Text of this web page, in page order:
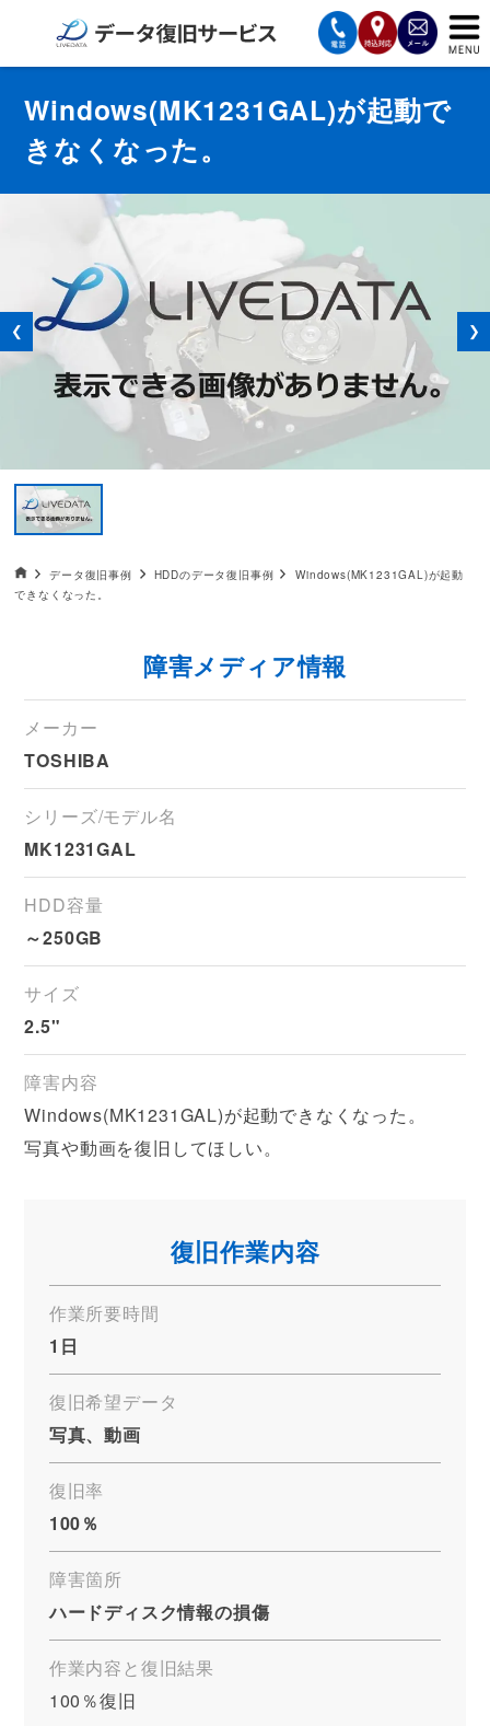
復旧費用と納期
サービスの流れ
対応メディア
データ復旧事例
お客様の声
Windows(MK1231GAL)が起動で
きなくなった。
❮ ❯
データ復旧HOME
データ復旧事例 HDDのデータ復旧事例
Windows(MK1231GAL)が起動
できなくなった。
障害メディア情報
メーカー
TOSHIBA
シリーズ/モデル名
MK1231GAL
HDD容量
～250GB
サイズ
2.5"
障害内容
Windows(MK1231GAL)が起動できなくなった。
写真や動画を復旧してほしい。
復旧作業内容
作業所要時間
1日
復旧希望データ
写真、動画
復旧率
100％
障害箇所
ハードディスク情報の損傷
作業内容と復旧結果
100％復旧